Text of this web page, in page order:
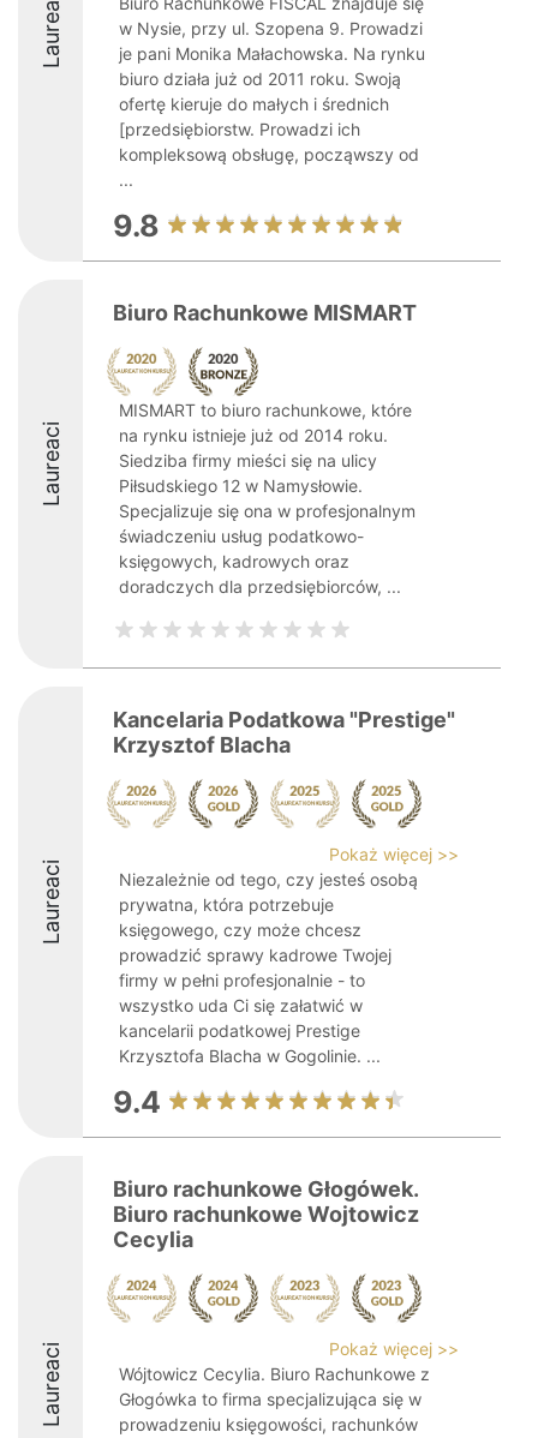
Laureaci
w Nysie, przy ul. Szopena 9. Prowadzi
je pani Monika Małachowska. Na rynku
biuro działa już od 2011 roku. Swoją
ofertę kieruje do małych i średnich
[przedsiębiorstw. Prowadzi ich
kompleksową obsługę, począwszy od
...
9.8
Laureaci
Biuro Rachunkowe MISMART
MISMART to biuro rachunkowe, które
na rynku istnieje już od 2014 roku.
Siedziba firmy mieści się na ulicy
Piłsudskiego 12 w Namysłowie.
Specjalizuje się ona w profesjonalnym
świadczeniu usług podatkowo-
księgowych, kadrowych oraz
doradczych dla przedsiębiorców, ...
Laureaci
Kancelaria Podatkowa "Prestige"
Krzysztof Blacha
Pokaż więcej >>
Niezależnie od tego, czy jesteś osobą
prywatna, która potrzebuje
księgowego, czy może chcesz
prowadzić sprawy kadrowe Twojej
firmy w pełni profesjonalnie - to
wszystko uda Ci się załatwić w
kancelarii podatkowej Prestige
Krzysztofa Blacha w Gogolinie. ...
9.4
Laureaci
Biuro rachunkowe Głogówek.
Biuro rachunkowe Wojtowicz
Cecylia
Pokaż więcej >>
Wójtowicz Cecylia. Biuro Rachunkowe z
Głogówka to firma specjalizująca się w
prowadzeniu księgowości, rachunków